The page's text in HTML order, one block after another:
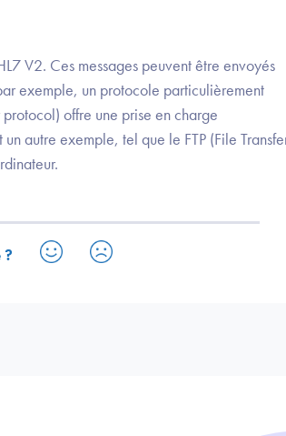
V2. Ces messages peuvent être envoyés
exemple, un protocole particulièrement
offre une prise en charge
autre exemple, tel que le FTP (File